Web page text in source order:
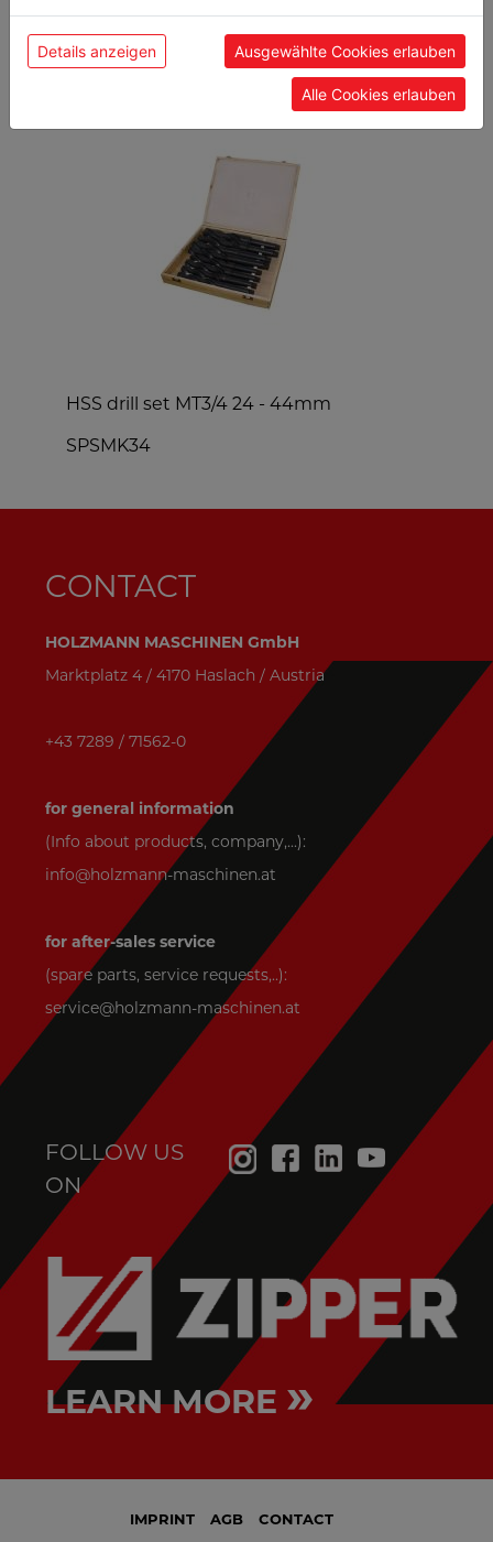
POPULAR PRODUCTS
HSS drill set MT3/4 24 - 44mm
SPSMK34
CONTACT
HOLZMANN MASCHINEN GmbH
Marktplatz 4 / 4170 Haslach / Austria
+43 7289 / 71562-0
for general information
(Info about products, company,...):
info@holzmann-maschinen.at
for after-sales service
(spare parts, service requests,..):
service@holzmann-maschinen.at
FOLLOW US
ON
LEARN MORE »
IMPRINT AGB CONTACT
Details anzeigen Ausgewählte Cookies erlauben
Alle Cookies erlauben